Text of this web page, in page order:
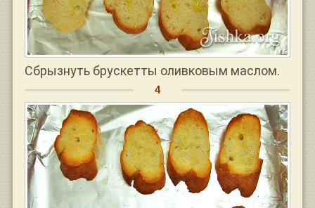
Сбрызнуть брускетты оливковым маслом.